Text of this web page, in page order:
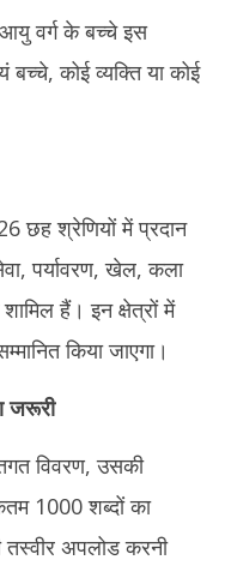
वर्ग के बच्चे इस
कोई व्यक्ति या कोई
छह श्रेणियों में प्रदान
पर्यावरण, खेल, कला
शामिल हैं। इन क्षेत्रों में
किया जाएगा।
जरूरी
विवरण, उसकी
1000 शब्दों का
अपलोड करनी